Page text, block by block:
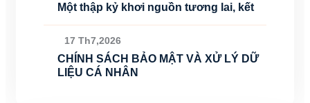
Một thập kỷ khơi nguồn tương lai, kết
17 Th7,2026
CHÍNH SÁCH BẢO MẬT VÀ XỬ LÝ DỮ
LIỆU CÁ NHÂN